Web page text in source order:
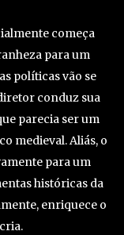
começa
para um
políticas vão se
conduz sua
parecia ser um
medieval. Aliás, o
para um
históricas da
enriquece o